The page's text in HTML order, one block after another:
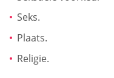
Seks.
Plaats.
Religie.